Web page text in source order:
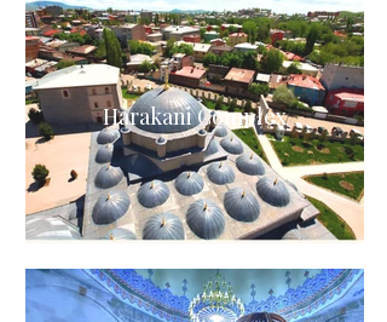
Harakani Complex